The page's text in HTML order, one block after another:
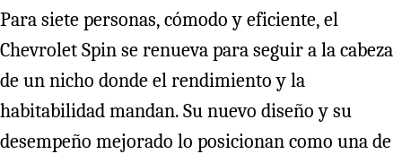
Para siete personas, cómodo y eficiente, el
Chevrolet Spin se renueva para seguir a la cabeza
de un nicho donde el rendimiento y la
habitabilidad mandan. Su nuevo diseño y su
desempeño mejorado lo posicionan como una de